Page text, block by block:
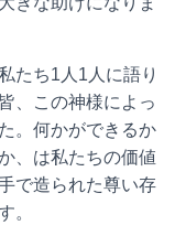
たち1人1人に語り
、この神様によっ
。何かができるか
、は私たちの価値
で造られた尊い存
。